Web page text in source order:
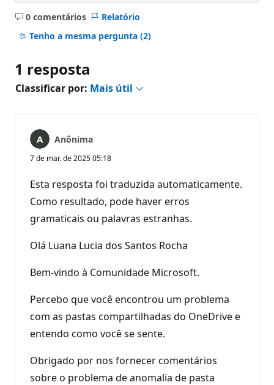
0 comentários
Sem
comentários
Relatório
Tenho a mesma pergunta (2)
1 resposta
Classificar por: Mais útil
Anônima
7 de mar. de 2025 05:18
Esta resposta foi traduzida automaticamente.
Como resultado, pode haver erros
gramaticais ou palavras estranhas.
Olá Luana Lucia dos Santos Rocha
Bem-vindo à Comunidade Microsoft.
Percebo que você encontrou um problema
com as pastas compartilhadas do OneDrive e
entendo como você se sente.
Obrigado por nos fornecer comentários
sobre o problema de anomalia de pasta